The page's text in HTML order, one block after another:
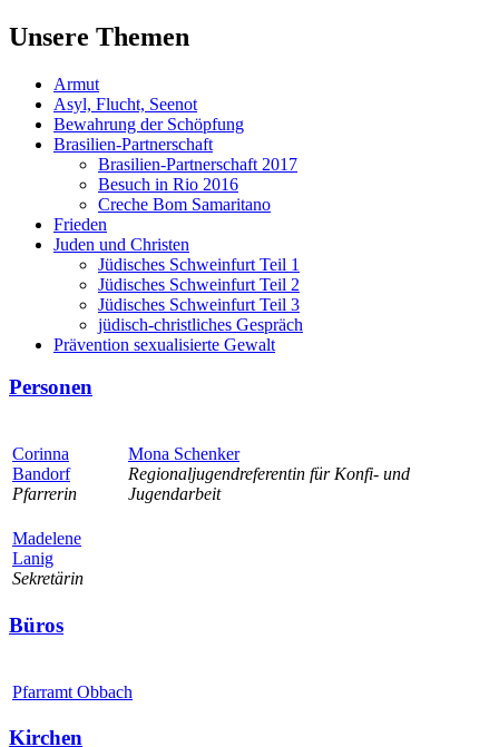
Unsere Themen
Armut
Asyl, Flucht, Seenot
Bewahrung der Schöpfung
Brasilien-Partnerschaft
Brasilien-Partnerschaft 2017
Besuch in Rio 2016
Creche Bom Samaritano
Frieden
Juden und Christen
Jüdisches Schweinfurt Teil 1
Jüdisches Schweinfurt Teil 2
Jüdisches Schweinfurt Teil 3
jüdisch-christliches Gespräch
Prävention sexualisierte Gewalt
Personen
Corinna
Bandorf
Pfarrerin
Mona Schenker
Regionaljugendreferentin für Konfi- und
Jugendarbeit
Madelene
Lanig
Sekretärin
Büros
Pfarramt Obbach
Kirchen